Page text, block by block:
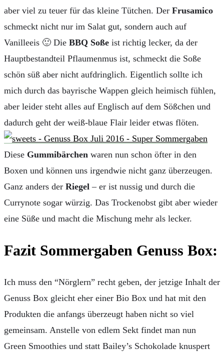
aber viel zu teuer für das kleine Tütchen. Der Frusamico
schmeckt nicht nur im Salat gut, sondern auch auf
Vanilleeis 🙂 Die BBQ Soße ist richtig lecker, da der
Hauptbestandteil Pflaumenmus ist, schmeckt die Soße
schön süß aber nicht aufdringlich. Eigentlich sollte ich
mich durch das bayrische Wappen gleich heimisch fühlen,
aber leider steht alles auf Englisch auf dem Sößchen und
dadurch geht der weiß-blaue Flair leider etwas flöten.
Diese Gummibärchen waren nun schon öfter in den
Boxen und können uns irgendwie nicht ganz überzeugen.
Ganz anders der Riegel – er ist nussig und durch die
Currynote sogar würzig. Das Trockenobst gibt aber wieder
eine Süße und macht die Mischung mehr als lecker.
Fazit Sommergaben Genuss Box:
Ich muss den “Nörglern” recht geben, der jetzige Inhalt der
Genuss Box gleicht eher einer Bio Box und hat mit den
Produkten die anfangs überzeugt haben nicht so viel
gemeinsam. Anstelle von edlem Sekt findet man nun
Green Smoothies und statt Bailey’s Schokolade knuspert